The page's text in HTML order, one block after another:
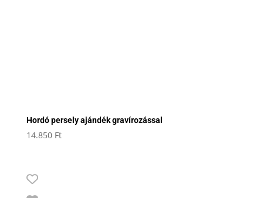
Hordó persely ajándék gravírozással
14.850 Ft